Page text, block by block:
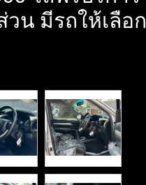
น มีรถให้เลือก